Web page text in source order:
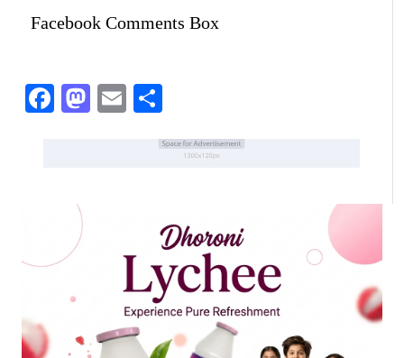
Facebook Comments Box
Facebook
Mastodon
Email